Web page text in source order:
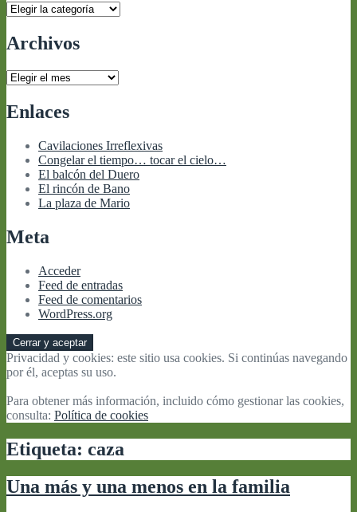
Categorías
Archivos
Archivos
Enlaces
Cavilaciones Irreflexivas
Congelar el tiempo… tocar el cielo…
El balcón del Duero
El rincón de Bano
La plaza de Mario
Meta
Acceder
Feed de entradas
Feed de comentarios
WordPress.org
Privacidad y cookies: este sitio usa cookies. Si continúas navegando
por él, aceptas su uso.
Para obtener más información, incluido cómo gestionar las cookies,
consulta: Política de cookies
Etiqueta: caza
Una más y una menos en la familia